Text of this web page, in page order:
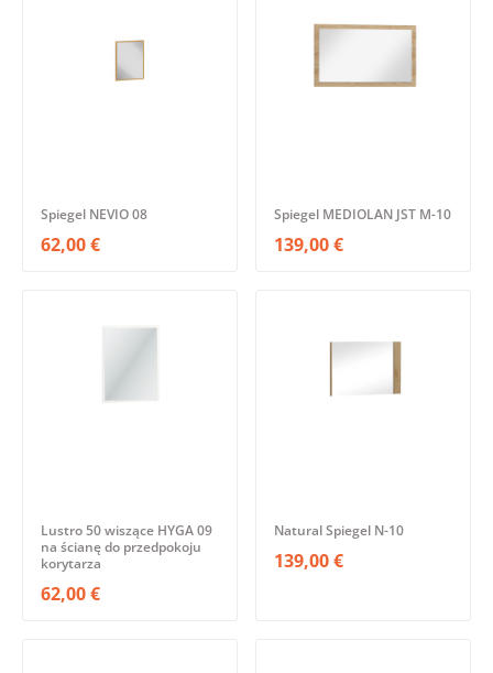
Spiegel NEVIO 08
62,00 €
Spiegel MEDIOLAN JST M-10
139,00 €
Lustro 50 wiszące HYGA 09
na ścianę do przedpokoju
korytarza
62,00 €
Natural Spiegel N-10
139,00 €